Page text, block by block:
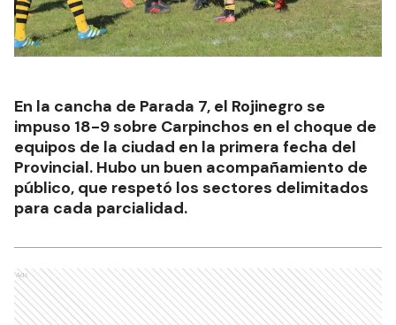
En la cancha de Parada 7, el Rojinegro se
impuso 18-9 sobre Carpinchos en el choque de
equipos de la ciudad en la primera fecha del
Provincial. Hubo un buen acompañamiento de
público, que respetó los sectores delimitados
para cada parcialidad.
Ads